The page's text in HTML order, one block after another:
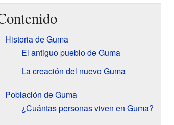
Historia de Guma
El antiguo pueblo de Guma
La creación del nuevo Guma
Población de Guma
¿Cuántas personas viven en Guma?